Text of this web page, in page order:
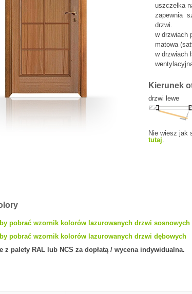
uszczelka
zapewnia
drzwi.
w drzwiach
matowa
w drzwiach
Kierunek
drzwi lewe
Nie wiesz jak
tutaj.
pobrać wzornik kolorów lazurowanych drzwi sosnowych
pobrać wzornik kolorów lazurowanych drzwi dębowych
z palety RAL lub NCS za dopłatą / wycena indywidualna.